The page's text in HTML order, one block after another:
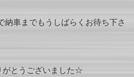
納車までもうしばらくお待ち下さ
とうございました☆